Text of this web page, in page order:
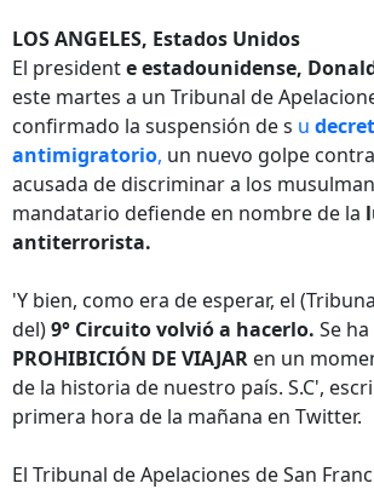
LOS ANGELES, Estados Unidos
El presidente estadounidense,
este martes a un Tribunal de
confirmado la suspensión de s u
antimigratorio, un nuevo golpe
acusada de discriminar a los
mandatario defiende en nombre de la
antiterrorista.
'Y bien, como era de esperar, el
del)9° Circuito volvió a hacerlo. Se
PROHIBICIÓN DE VIAJAR en un
de la historia de nuestro país. S.C',
primera hora de la mañana en Twitter.
El Tribunal de Apelaciones de San